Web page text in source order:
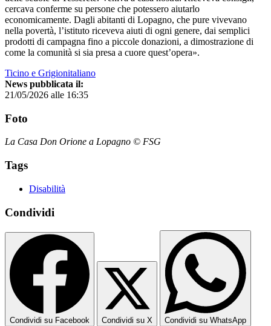
cercava conferme su persone che potessero aiutarlo
economicamente. Dagli abitanti di Lopagno, che pure vivevano
nella povertà, l’istituto riceveva aiuti di ogni genere, dai semplici
prodotti di campagna fino a piccole donazioni, a dimostrazione di
come la comunità si sia presa a cuore quest’opera».
Ticino e Grigionitaliano
News pubblicata il:
21/05/2026 alle 16:35
Foto
La Casa Don Orione a Lopagno © FSG
Tags
Disabilità
Condividi
Condividi su Facebook Condividi su X Condividi su WhatsApp